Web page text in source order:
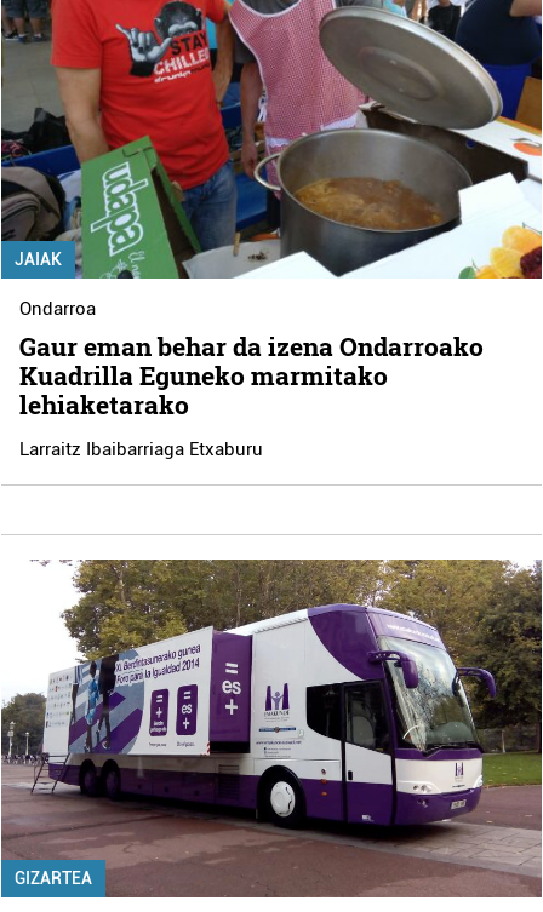
JAIAK
Ondarroa
Gaur eman behar da izena Ondarroako
Kuadrilla Eguneko marmitako
lehiaketarako
Larraitz Ibaibarriaga Etxaburu
GIZARTEA